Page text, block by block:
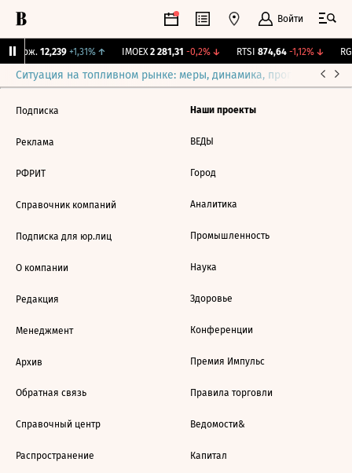
Войти
Бирж. 12,239 +1,31%↑ IMOEX 2 281,31 -0,2%↓ RTSI 874,64 -1,12%↓
Ситуация на топливном рынке: меры, динамика, прогнозы
Подписка
Реклама
РФРИТ
Справочник компаний
Подписка для юр.лиц
О компании
Редакция
Менеджмент
Архив
Обратная связь
Справочный центр
Распространение
Наши проекты
ВЕДЫ
Город
Аналитика
Промышленность
Наука
Здоровье
Конференции
Премия Импульс
Правила торговли
Ведомости&
Капитал